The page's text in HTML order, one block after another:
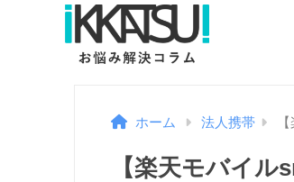
ホーム 法人携帯
【楽天モバイ